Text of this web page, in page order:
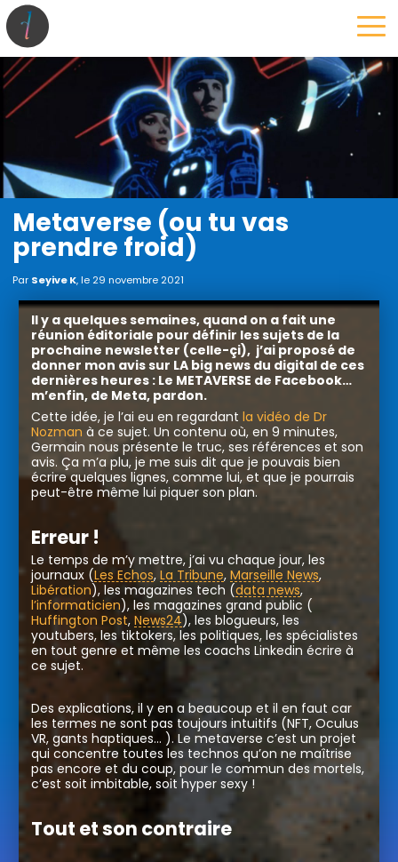
Metaverse (ou tu vas
prendre froid)
Par Seyive K, le 29 novembre 2021
Il y a quelques semaines, quand on a fait une
réunion éditoriale pour définir les sujets de la
prochaine newsletter (celle-çi), j’ai proposé de
donner mon avis sur LA big news du digital de ces
dernières heures : Le METAVERSE de Facebook…
m’enfin, de Meta, pardon.
Cette idée, je l’ai eu en regardant la vidéo de Dr
Nozman à ce sujet. Un contenu où, en 9 minutes,
Germain nous présente le truc, ses références et son
avis. Ça m’a plu, je me suis dit que je pouvais bien
écrire quelques lignes, comme lui, et que je pourrais
peut-être même lui piquer son plan.
Erreur !
Le temps de m’y mettre, j’ai vu chaque jour, les
journaux (Les Echos, La Tribune, Marseille News,
Libération), les magazines tech (data news,
l’informaticien), les magazines grand public (
Huffington Post, News24), les blogueurs, les
youtubers, les tiktokers, les politiques, les spécialistes
en tout genre et même les coachs Linkedin écrire à
ce sujet.
Des explications, il y en a beaucoup et il en faut car
les termes ne sont pas toujours intuitifs (NFT, Oculus
VR, gants haptiques… ). Le metaverse c’est un projet
qui concentre toutes les technos qu’on ne maîtrise
pas encore et du coup, pour le commun des mortels,
c’est soit imbitable, soit hyper sexy !
Tout et son contraire